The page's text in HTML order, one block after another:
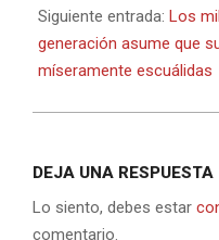
01
Siguiente entrada: Los
generación asume que
míseramente escuálidas
DEJA UNA RESPUESTA
Lo siento, debes estar
comentario.